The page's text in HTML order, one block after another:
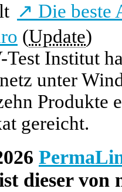
↗ Die beste
(Update)
Test Institut
unter
Produkte
gereicht.
dieser von